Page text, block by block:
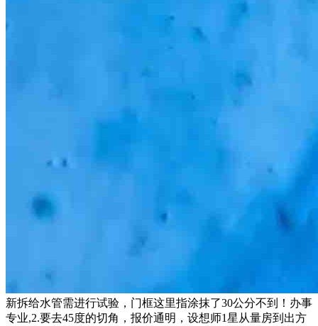
新拆给水管需进行试验，门框这里指涂抹了30公分不到！办事
专业,2.要去45度的切角，报价通明，设想师1星从量房到出方